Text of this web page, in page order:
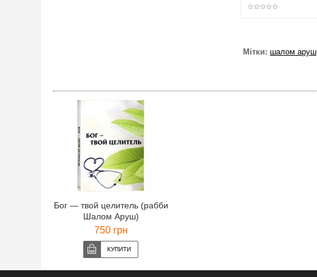
Мітки: шалом аруш
Бог — твой целитель (рабби
Шалом Аруш)
750 грн